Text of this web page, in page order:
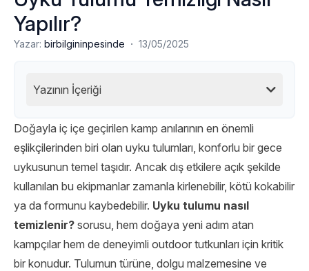
Yapılır?
Yazar: birbilgininpesinde · 13/05/2025
Yazının İçeriği
Doğayla iç içe geçirilen kamp anılarının en önemli
eşlikçilerinden biri olan uyku tulumları, konforlu bir gece
uykusunun temel taşıdır. Ancak dış etkilere açık şekilde
kullanılan bu ekipmanlar zamanla kirlenebilir, kötü kokabilir
ya da formunu kaybedebilir. Uyku tulumu nasıl
temizlenir? sorusu, hem doğaya yeni adım atan
kampçılar hem de deneyimli outdoor tutkunları için kritik
bir konudur. Tulumun türüne, dolgu malzemesine ve